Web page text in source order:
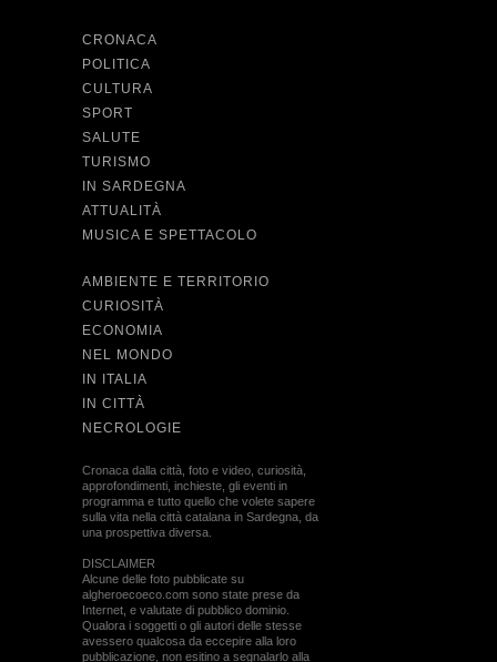
CRONACA
POLITICA
CULTURA
SPORT
SALUTE
TURISMO
IN SARDEGNA
ATTUALITÀ
MUSICA E SPETTACOLO
AMBIENTE E TERRITORIO
CURIOSITÀ
ECONOMIA
NEL MONDO
IN ITALIA
IN CITTÀ
NECROLOGIE
Cronaca dalla città, foto e video, curiosità,
approfondimenti, inchieste, gli eventi in
programma e tutto quello che volete sapere
sulla vita nella città catalana in Sardegna, da
una prospettiva diversa.
DISCLAIMER
Alcune delle foto pubblicate su
algheroecoeco.com sono state prese da
Internet, e valutate di pubblico dominio.
Qualora i soggetti o gli autori delle stesse
avessero qualcosa da eccepire alla loro
pubblicazione, non esitino a segnalarlo alla